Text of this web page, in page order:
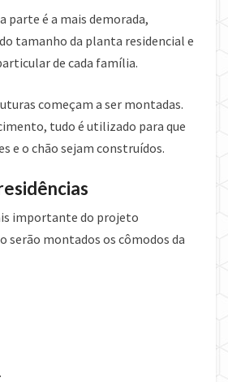
parte é a mais demorada,
tamanho da planta residencial e
de cada família.
começam a ser montadas.
tudo é utilizado para que
e o chão sejam construídos.
importante do projeto
serão montados os cômodos da